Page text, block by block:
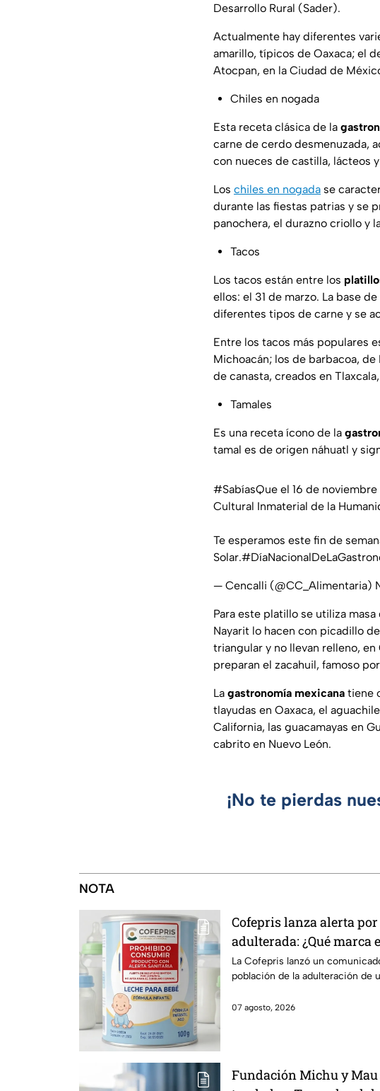
Desarrollo Rural (Sader).
Actualmente hay diferentes
amarillo, típicos de Oaxaca; el
Atocpan, en la Ciudad de
Chiles en nogada
Esta receta clásica de la
carne de cerdo desmenuzada,
con nueces de castilla, lácteos
Los chiles en nogada se
durante las fiestas patrias y se
panochera, el durazno criollo y
Tacos
Los tacos están entre los
ellos: el 31 de marzo. La base
diferentes tipos de carne y se
Entre los tacos más populares
Michoacán; los de barbacoa,
de canasta, creados en
Tamales
Es una receta ícono de la
tamal es de origen náhuatl y
#SabíasQue el 16 de
Cultural Inmaterial de la
Te esperamos este fin de
Solar.
— Cencalli (@CC_Alimentaria)
Para este platillo se utiliza
Nayarit lo hacen con picadillo
triangular y no llevan relleno,
preparan el zacahuil, famoso
La gastronomía mexicana tiene
tlayudas en Oaxaca, el
California, las guacamayas en
cabrito en Nuevo León.
¡No te pierdas
NOTA
Cofepris lanza alerta por
adulterada: ¿Qué marca
identificarla?
La Cofepris lanzó un
población de la adulteración de
07 agosto, 2026
Fundación Michu y